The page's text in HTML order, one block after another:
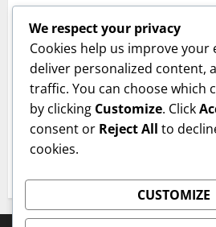
Sanatate
Cum îți verifici sănătatea inimii
arterială care te trimite la
Bănescu (Sanador): Sunt
We respect your privacy
Cookies help us improve your
deliver personalized content,
traffic. You can choose which
by clicking Customize. Click
consent or Reject All to
cookies.
CUSTOMIZE